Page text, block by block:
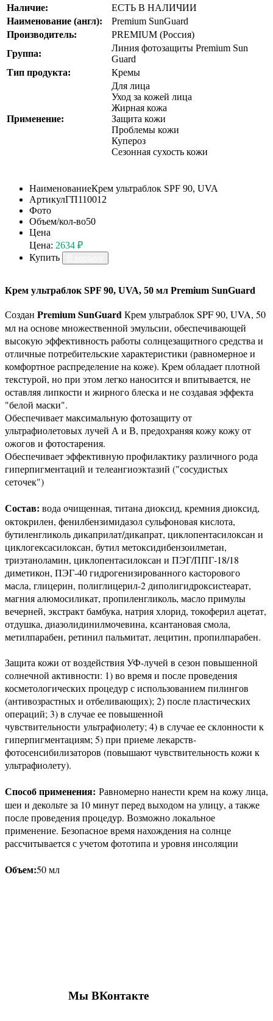
Наличие:
ЕСТЬ В НАЛИЧИИ
Наименование (англ):
Premium SunGuard
Производитель:
PREMIUM (Россия)
Группа:
Линия фотозащиты Premium Sun
Guard
Тип продукта:
Кремы
Применение:
Для лица
Уход за кожей лица
Жирная кожа
Защита кожи
Проблемы кожи
Купероз
Сезонная сухость кожи
НаименованиеКрем ультраблок SPF 90, UVA
АртикулГП110012
Фото
Объем/кол-во50
Цена
Цена: 2634 ₽
Купить
Крем ультраблок SPF 90, UVA, 50 мл Premium SunGuard
Создан Premium SunGuardКрем ультраблок SPF 90, UVA, 50
мл на основе множественной эмульсии, обеспечивающей
высокую эффективность работы солнцезащитного средства и
отличные потребительские характеристики (равномерное и
комфортное распределение на коже). Крем обладает плотной
текстурой, но при этом легко наносится и впитывается, не
оставляя липкости и жирного блеска и не создавая эффекта
"белой маски".
Обеспечивает максимальную фотозащиту от
ультрафиолетовых лучей А и В, предохраняя кожу кожу от
ожогов и фотостарения.
Обеспечивает эффективную профилактику различного рода
гиперпигментаций и телеангиоэктазий ("сосудистых
сеточек")
Состав: вода очищенная, титана диоксид, кремния диоксид,
октокрилен, фенилбензимидазол сульфоновая кислота,
бутиленгликоль дикаприлат/дикапрат, циклопентасилоксан и
циклогексасилоксан, бутил метоксидибензоилметан,
триэтаноламин, циклопентасилоксан и ПЭГ/ППГ-18/18
диметикон, ПЭГ-40 гидрогенизированного касторового
масла, глицерин, полиглицерил-2 диполигидроксистеарат,
магния алюмосиликат, пропиленгликоль, масло примулы
вечерней, экстракт бамбука, натрия хлорид, токоферил ацетат,
отдушка, диазолидинилмочевина, ксантановая смола,
метилпарабен, ретинил пальмитат, лецитин, пропилпарабен.
Защита кожи от воздействия УФ-лучей в сезон повышенной
солнечной активности: 1) во время и после проведения
косметологических процедур с использованием пилингов
(антивозрастных и отбеливающих); 2) после пластических
операций; 3) в случае ее повышенной
чувствительности ультрафиолету; 4) в случае ее склонности к
гиперпигментациям; 5) при приеме лекарств-
фотосенсибилизаторов (повышают чувствительность кожи к
ультрафиолету).
Способ применения: Равномерно нанести крем на кожу лица,
шеи и декольте за 10 минут перед выходом на улицу, а также
после проведения процедур. Возможно локальное
применение. Безопасное время нахождения на солнце
рассчитывается с учетом фототипа и уровня инсоляции
Объем:50 мл
Мы ВКонтакте